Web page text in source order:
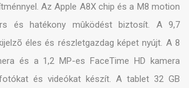
Az Apple A8X chip és a M8 motion
és hatékony mûködést biztosít. A 9,7
éles és részletgazdag képet nyújt. A 8
és a 1,2 MP-es FaceTime HD kamera
és videókat készít. A tablet 32 GB